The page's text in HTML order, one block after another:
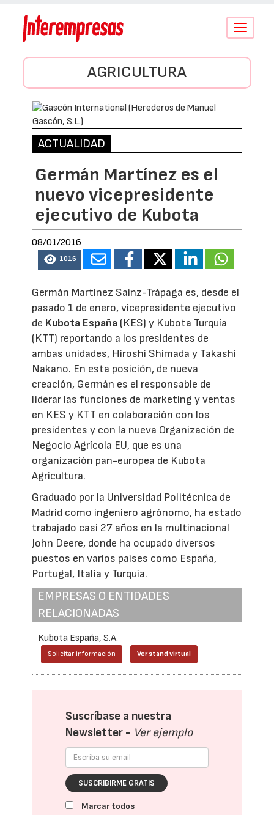
Conmutar
AGRICULTURA
ACTUALIDAD
Germán Martínez es el
nuevo vicepresidente
ejecutivo de Kubota
08/01/2016
1016
Germán Martínez Saínz-Trápaga es, desde el
pasado 1 de enero, vicepresidente ejecutivo
de Kubota España (KES) y Kubota Turquía
(KTT) reportando a los presidentes de
ambas unidades, Hiroshi Shimada y Takashi
Nakano. En esta posición, de nueva
creación, Germán es el responsable de
liderar las funciones de marketing y ventas
en KES y KTT en colaboración con los
presidentes y con la nueva Organización de
Negocio Agrícola EU, que es una
organización pan-europea de Kubota
Agricultura.
Graduado por la Universidad Politécnica de
Madrid como ingeniero agrónomo, ha estado
trabajado casi 27 años en la multinacional
John Deere, donde ha ocupado diversos
puestos en varios países como España,
Portugal, Italia y Turquía.
EMPRESAS O ENTIDADES
RELACIONADAS
Kubota España, S.A.
Solicitar información Ver stand virtual
Suscríbase a nuestra
Newsletter - Ver ejemplo
SUSCRIBIRME GRATIS
Marcar todos